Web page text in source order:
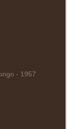
- 1957